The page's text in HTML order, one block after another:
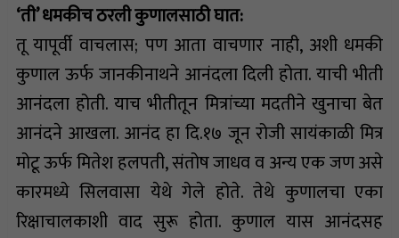
‘ती’ धमकीच ठरली कुणालसाठी घात:
तू यापूर्वी वाचलास; पण आता वाचणार नाही, अशी धमकी
कुणाल ऊर्फ जानकीनाथने आनंदला दिली होता. याची भीती
आनंदला होती. याच भीतीतून मित्रांच्या मदतीने खुनाचा बेत
आनंदने आखला. आनंद हा दि.१७ जून रोजी सायंकाळी मित्र
मोटू ऊर्फ मितेश हलपती, संतोष जाधव व अन्य एक जण असे
कारमध्ये सिलवासा येथे गेले होते. तेथे कुणालचा एका
रिक्षाचालकाशी वाद सुरू होता. कुणाल यास आनंदसह